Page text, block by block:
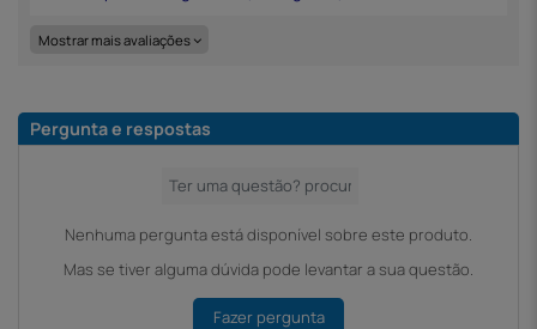
Mostrar mais avaliações
Pergunta e respostas
Nenhuma pergunta está disponível sobre este produto.
Mas se tiver alguma dúvida pode levantar a sua questão.
Fazer pergunta